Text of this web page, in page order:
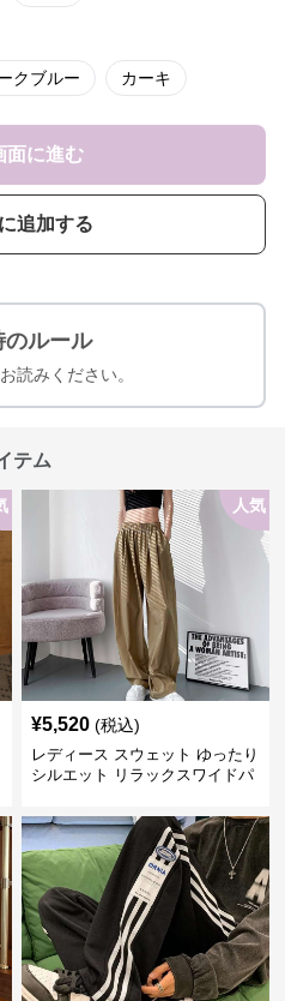
クブルー カーキ
面に進む
追加する
のルール
読みください。
テム
人気
¥5,520 (税込)
レディース スウェット ゆったり
シルエット リラックスワイドパ